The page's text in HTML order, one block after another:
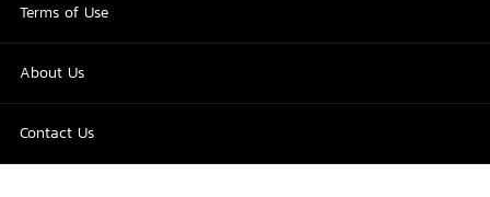
Terms of Use
About Us
Contact Us